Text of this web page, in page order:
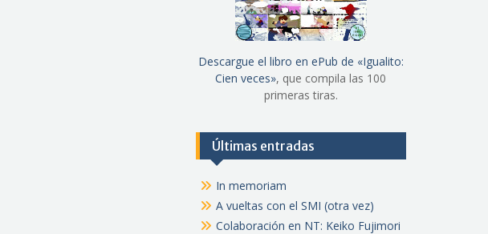
Descargue el libro en ePub de «Igualito:
Cien veces», que compila las 100
primeras tiras.
Últimas entradas
In memoriam
A vueltas con el SMI (otra vez)
Colaboración en NT: Keiko Fujimori